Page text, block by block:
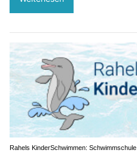
Rahels KinderSchwimmen: